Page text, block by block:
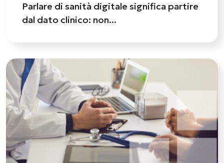
Parlare di sanità digitale significa partire
dal dato clinico: non...